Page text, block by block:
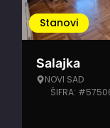
Stanovi
Salajka
NOVI SAD
ŠIFRA: